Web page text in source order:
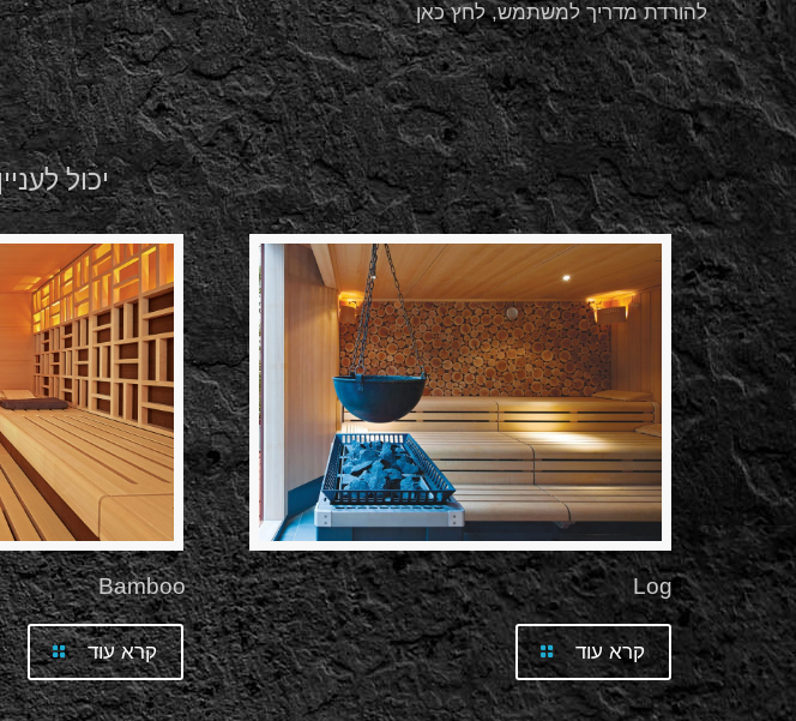
להורדת מדריך למשתמש, לחץ כאן
יכול
Log
קרא עוד
Bamboo
קרא עוד